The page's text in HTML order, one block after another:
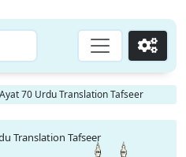
Go
70 Urdu Translation Tafseer
Translation Tafseer